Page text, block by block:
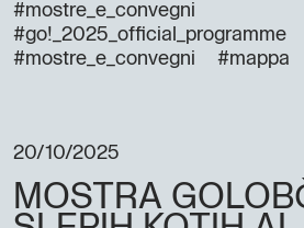
#mostre_e_convegni
#go!_2025_official_programme
#mostre_e_convegni
#mappa
20/10/2025
MOSTRA